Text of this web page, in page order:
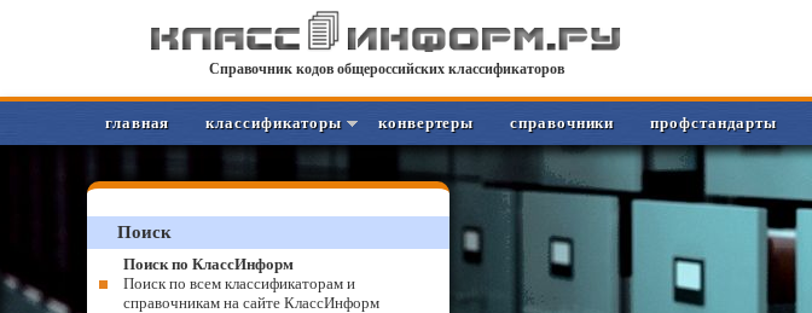
Справочник кодов общероссийских классификаторов
главная классификаторы конвертеры справочники профстандарты
Поиск
Поиск по КлассИнформ
Поиск по всем классификаторам и
справочникам на сайте КлассИнформ